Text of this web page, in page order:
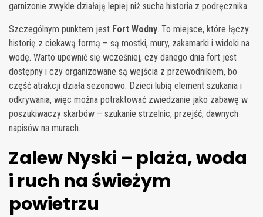
garnizonie zwykle działają lepiej niż sucha historia z podręcznika.
Szczególnym punktem jest Fort Wodny. To miejsce, które łączy
historię z ciekawą formą – są mostki, mury, zakamarki i widoki na
wodę. Warto upewnić się wcześniej, czy danego dnia fort jest
dostępny i czy organizowane są wejścia z przewodnikiem, bo
część atrakcji działa sezonowo. Dzieci lubią element szukania i
odkrywania, więc można potraktować zwiedzanie jako zabawę w
poszukiwaczy skarbów – szukanie strzelnic, przejść, dawnych
napisów na murach.
Zalew Nyski – plaża, woda
i ruch na świeżym
powietrzu